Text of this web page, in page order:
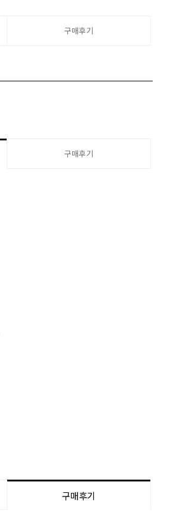
구매후기
구매후기
구매후기